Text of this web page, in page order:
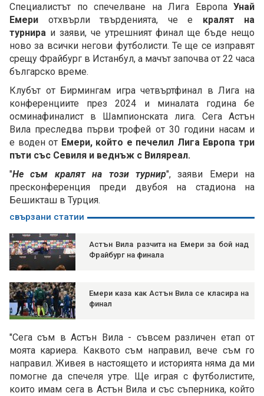
Специалистът по спечелване на Лига Европа Унай
Емери отхвърли твърденията, че е кралят на
турнира и заяви, че утрешният финал ще бъде нещо
ново за всички негови футболисти. Те ще се изправят
срещу Фрайбург в Истанбул, а мачът започва от 22 часа
българско време.
Клубът от Бирмингам игра четвъртфинал в Лига на
конференциите през 2024 и миналата година бе
осминафиналист в Шампионската лига. Сега Астън
Вила преследва първи трофей от 30 години насам и
е воден от Емери, който е печелил Лига Европа три
пъти със Севиля и веднъж с Виляреал.
"Не съм кралят на този турнир", заяви Емери на
пресконференция преди двубоя на стадиона на
Бешикташ в Турция.
свързани статии
Астън Вила разчита на Емери за бой над
Фрайбург на финала
Емери каза как Астън Вила се класира на
финал
"Сега съм в Астън Вила - съвсем различен етап от
моята кариера. Каквото съм направил, вече съм го
направил. Живея в настоящето и историята няма да ми
помогне да спечеля утре. Ще играя с футболистите,
които имам сега в Астън Вила и със съперника, който